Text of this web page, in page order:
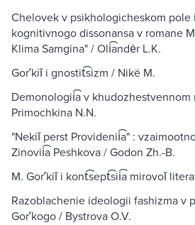
Chelovek v psikhologicheskom pole
kognitivnogo dissonansa v romane
Klima Samgina" / Oli͡andėr L.K.
Gorʹkiĭ i gnostit͡sizm / Nikë M.
Demonologii͡a v khudozhestvennom
Primochkina N.N.
"Nekiĭ perst Providenii͡a" :
Zinovii͡a Peshkova / Godon Zh.-B.
M. Gorʹkiĭ i kont͡sept͡sii͡a mirovoĭ
Razoblachenie ideologii fashizma v
Gorʹkogo / Bystrova O.V.